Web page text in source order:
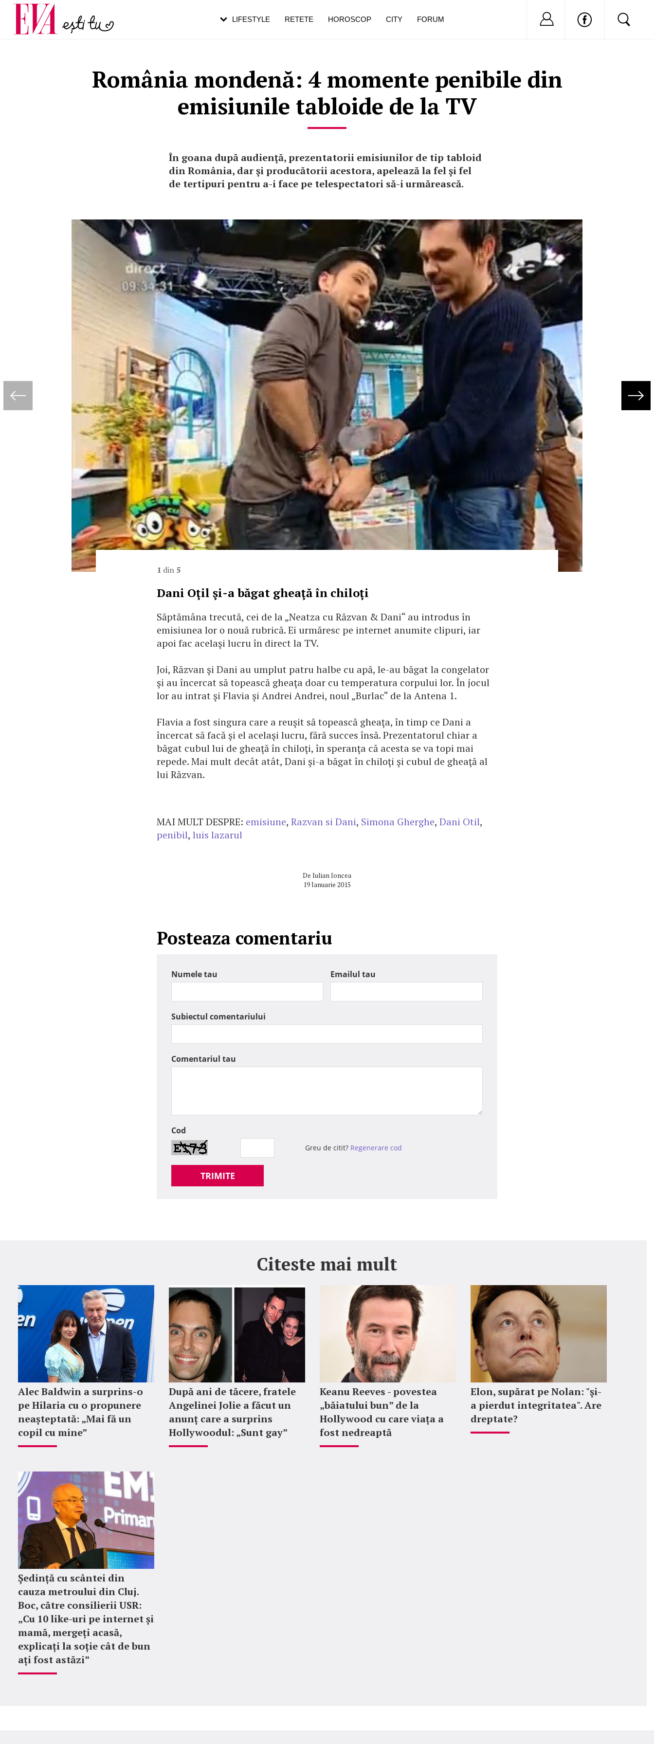
România mondenă: 4 momente penibile din
emisiunile tabloide de la TV
În goana după audienţă, prezentatorii emisiunilor de tip tabloid
din România, dar şi producătorii acestora, apelează la fel şi fel
de tertipuri pentru a-i face pe telespectatori să-i urmărească.
1 din 5
Dani Oţil şi-a băgat gheaţă în chiloţi
Săptămâna trecută, cei de la „Neatza cu Răzvan & Dani“ au introdus în
emisiunea lor o nouă rubrică. Ei urmăresc pe internet anumite clipuri, iar
apoi fac acelaşi lucru în direct la TV.
Joi, Răzvan şi Dani au umplut patru halbe cu apă, le-au băgat la congelator
şi au încercat să topească gheaţa doar cu temperatura corpului lor. În jocul
lor au intrat şi Flavia şi Andrei Andrei, noul „Burlac“ de la Antena 1.
Flavia a fost singura care a reuşit să topească gheaţa, în timp ce Dani a
încercat să facă şi el acelaşi lucru, fără succes însă. Prezentatorul chiar a
băgat cubul lui de gheaţă în chiloţi, în speranţa că acesta se va topi mai
repede. Mai mult decât atât, Dani şi-a băgat în chiloţi şi cubul de gheaţă al
lui Răzvan.
MAI MULT DESPRE: emisiune, Razvan si Dani, Simona Gherghe, Dani Otil,
penibil, luis lazarul
De Iulian Ioncea
19 Ianuarie 2015
Posteaza comentariu
Numele tau Emailul tau
Subiectul comentariului
Comentariul tau
Cod
Greu de citit? Regenerare cod
TRIMITE
Citeste mai mult
Alec Baldwin a surprins-o
pe Hilaria cu o propunere
neașteptată: „Mai fă un
copil cu mine”
După ani de tăcere, fratele
Angelinei Jolie a făcut un
anunț care a surprins
Hollywoodul: „Sunt gay”
Keanu Reeves - povestea
„băiatului bun” de la
Hollywood cu care viața a
fost nedreaptă
Elon, supărat pe Nolan: "şi-
a pierdut integritatea". Are
dreptate?
Ședință cu scântei din
cauza metroului din Cluj.
Boc, către consilierii USR:
„Cu 10 like-uri pe internet și
mamă, mergeți acasă,
explicați la soție cât de bun
ați fost astăzi”
LIFESTYLE RETETE HOROSCOP CITY FORUM Nu ai cont?
Carieră
Actualitate
pe măsură ce înaintezi în vârstă